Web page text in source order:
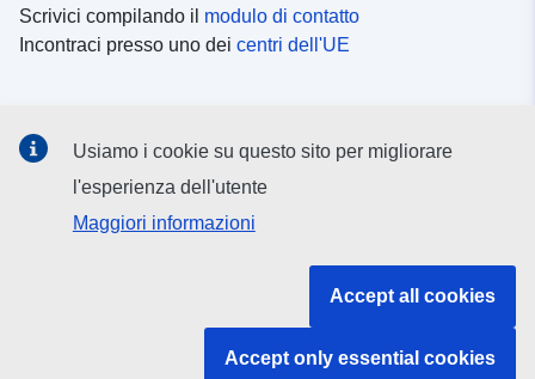
Scrivici compilando il modulo di contatto
Incontraci presso uno dei centri dell'UE
Cerca icanali social
Usiamo i cookie su questo sito per migliorare
l'esperienza dell'utente
Maggiori informazioni
Accept all cookies
Accept only essential cookies